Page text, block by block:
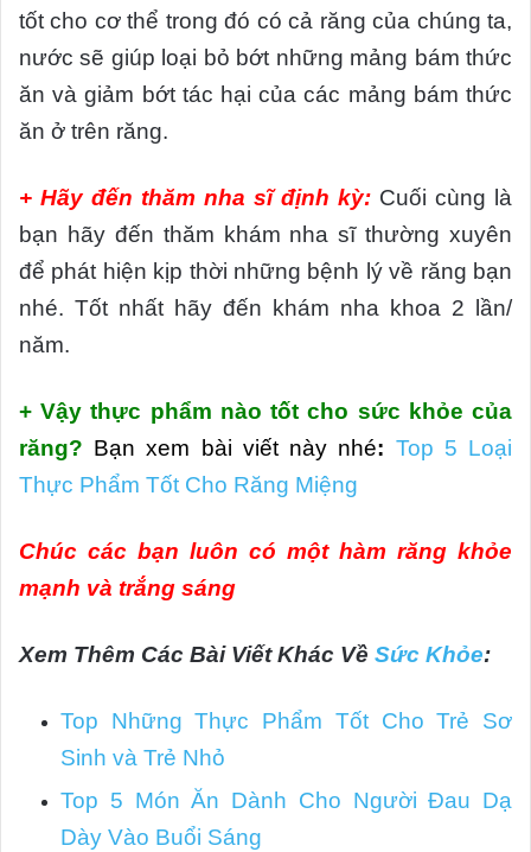
tốt cho cơ thể trong đó có cả răng của chúng ta,
nước sẽ giúp loại bỏ bớt những mảng bám thức
ăn và giảm bớt tác hại của các mảng bám thức
ăn ở trên răng.
+ Hãy đến thăm nha sĩ định kỳ: Cuối cùng là
bạn hãy đến thăm khám nha sĩ thường xuyên
để phát hiện kịp thời những bệnh lý về răng bạn
nhé. Tốt nhất hãy đến khám nha khoa 2 lần/
năm.
+ Vậy thực phẩm nào tốt cho sức khỏe của
răng? Bạn xem bài viết này nhé: Top 5 Loại
Thực Phẩm Tốt Cho Răng Miệng
Chúc các bạn luôn có một hàm răng khỏe
mạnh và trắng sáng
Xem Thêm Các Bài Viết Khác Về Sức Khỏe:
Top Những Thực Phẩm Tốt Cho Trẻ Sơ
Sinh và Trẻ Nhỏ
Top 5 Món Ăn Dành Cho Người Đau Dạ
Dày Vào Buổi Sáng